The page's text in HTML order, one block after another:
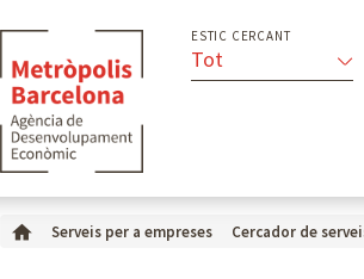
ESTIC CERCANT
Tot
Serveis per a empreses Cercador de